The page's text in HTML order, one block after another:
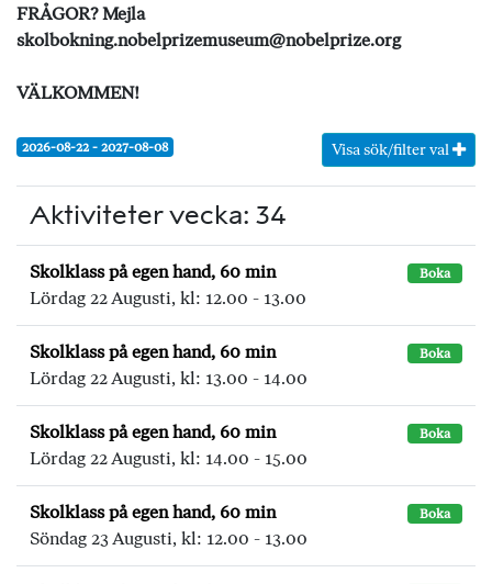
FRÅGOR? Mejla
skolbokning.nobelprizemuseum@nobelprize.org
VÄLKOMMEN!
Visa sök/filter val
2026-08-22 - 2027-08-08
Aktiviteter vecka: 34
Skolklass på egen hand, 60 min Boka
Lördag 22 Augusti, kl: 12.00 - 13.00
Skolklass på egen hand, 60 min Boka
Lördag 22 Augusti, kl: 13.00 - 14.00
Skolklass på egen hand, 60 min Boka
Lördag 22 Augusti, kl: 14.00 - 15.00
Skolklass på egen hand, 60 min Boka
Söndag 23 Augusti, kl: 12.00 - 13.00